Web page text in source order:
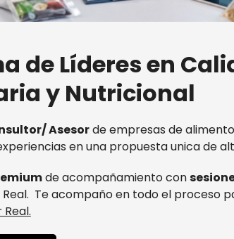
de Líderes en
y Nutricional
Asesorde empresas de
en una propuesta unica de
de acompañamiento con
Te acompaño en todo el proceso